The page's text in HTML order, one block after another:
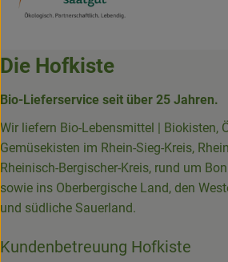
Die Hofkiste
Bio-Lieferservice seit über 25 Jahren.
Wir liefern Bio-Lebensmittel | Biokisten,
Gemüsekisten im Rhein-Sieg-Kreis,
Rheinisch-Bergischer-Kreis, rund um
sowie ins Oberbergische Land, den
und südliche Sauerland.
Kundenbetreuung Hofkiste